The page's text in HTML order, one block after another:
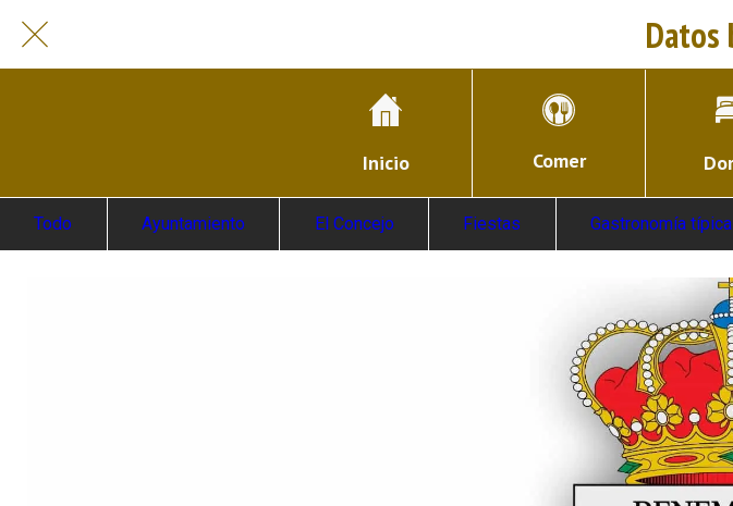
Datos
Inicio Comer
Todo Ayuntamiento El Concejo Fiestas Gastronomía típica